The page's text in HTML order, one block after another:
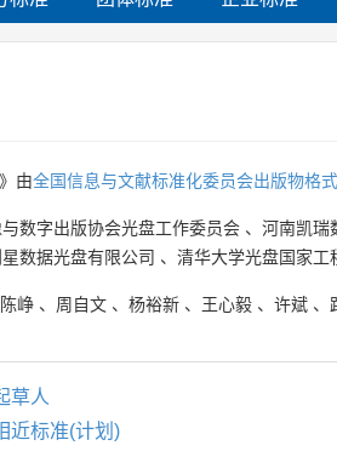
由全国信息与文献标准化委员会出版物格
数字出版协会光盘工作委员会 、 河南凯瑞
数据光盘有限公司 、 清华大学光盘国家工
陈峥 、 周自文 、 杨裕新 、 王心毅 、 许斌 、
草人
近标准(计划)